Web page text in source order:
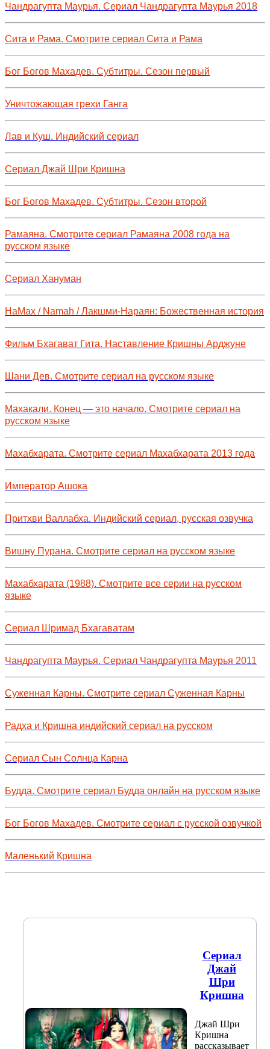
Чандрагупта Маурья. Сериал Чандрагупта Маурья 2018
Сита и Рама. Смотрите сериал Сита и Рама
Бог Богов Махадев. Субтитры. Сезон первый
Уничтожающая грехи Ганга
Лав и Куш. Индийский сериал
Сериал Джай Шри Кришна
Бог Богов Махадев. Субтитры. Сезон второй
Рамаяна. Смотрите сериал Рамаяна 2008 года на
русском языке
Сериал Хануман
НаМах / Namah / Лакшми-Нараян: Божественная история
Фильм Бхагават Гита. Наставление Кришны Арджуне
Шани Дев. Смотрите сериал на русском языке
Махакали. Конец — это начало. Смотрите сериал на
русском языке
Махабхарата. Смотрите сериал Махабхарата 2013 года
Император Ашока
Притхви Валлабха. Индийский сериал, русская озвучка
Вишну Пурана. Смотрите сериал на русском языке
Махабхарата (1988). Смотрите все серии на русском
языке
Сериал Шримад Бхагаватам
Чандрагупта Маурья. Сериал Чандрагупта Маурья 2011
Суженная Карны. Смотрите сериал Суженная Карны
Радха и Кришна индийский сериал на русском
Сериал Сын Солнца Карна
Будда. Смотрите сериал Будда онлайн на русском языке
Бог Богов Махадев. Смотрите сериал с русской озвучкой
Маленький Кришна
Сериал
Джай
Шри
Кришна
Джай Шри
Кришна
рассказывает